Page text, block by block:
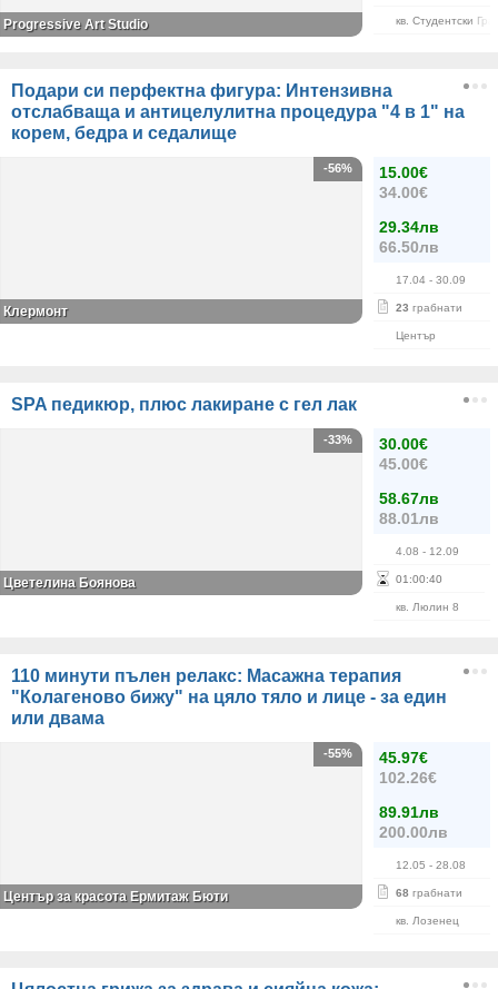
кв. Студентски
Progressive Art Studio
Подари си перфектна фигура: Интензивна
отслабваща и антицелулитна процедура "4 в 1" на
корем, бедра и седалище
15.00€
34.00€
29.34лв
66.50лв
17.04 - 30.09
23 грабнати
Център
-56%
Клермонт
SPA педикюр, плюс лакиране с гел лак
30.00€
45.00€
58.67лв
88.01лв
4.08 - 12.09
01 :00:39
кв. Люлин 8
-33%
Цветелина Боянова
110 минути пълен релакс: Масажна терапия
"Колагеново бижу" на цяло тяло и лице - за един
или двама
45.97€
102.26€
89.91лв
200.00лв
12.05 - 28.08
68 грабнати
кв. Лозенец
-55%
Център за красота Ермитаж Бюти